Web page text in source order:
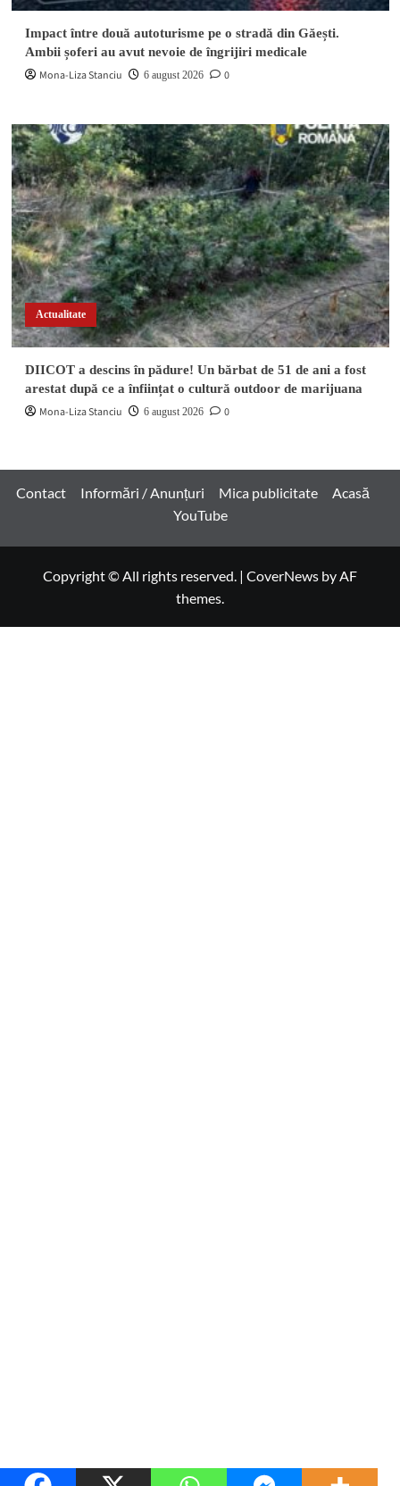
Impact între două autoturisme pe o stradă din Găești.
Ambii șoferi au avut nevoie de îngrijiri medicale
Mona-Liza Stanciu 6 august 2026 0
Actualitate
DIICOT a descins în pădure! Un bărbat de 51 de ani a fost
arestat după ce a înființat o cultură outdoor de marijuana
Mona-Liza Stanciu 6 august 2026 0
Contact Informări / Anunțuri Mica publicitate
Acasă
YouTube
Copyright © All rights reserved. | CoverNews by AF
themes.